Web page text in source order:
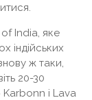
of India, яке
індійських
ж таки,
20-30
і Lava